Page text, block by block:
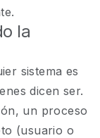
la
sistema es
dicen ser.
un proceso
(usuario o